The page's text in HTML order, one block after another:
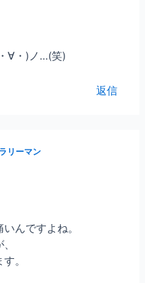
∀・)ノ…(笑)
返信
リーマン
んですよね。
。